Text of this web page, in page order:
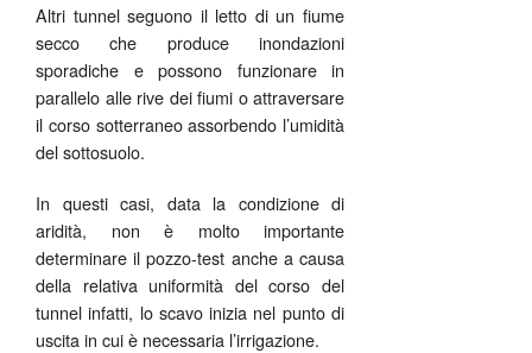
Altri tunnel seguono il letto di un fiume
secco che produce inondazioni
sporadiche e possono funzionare in
parallelo alle rive dei fiumi o attraversare
il corso sotterraneo assorbendo l’umidità
del sottosuolo.
In questi casi, data la condizione di
aridità, non è molto importante
determinare il pozzo-test anche a causa
della relativa uniformità del corso del
tunnel infatti, lo scavo inizia nel punto di
uscita in cui è necessaria l’irrigazione.